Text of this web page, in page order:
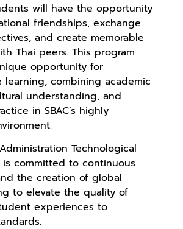
will have the opportunity
friendships, exchange
and create memorable
Thai peers. This program
opportunity for
learning, combining academic
understanding, and
in SBAC’s highly
Technological
is committed to continuous
the creation of global
to elevate the quality of
experiences to